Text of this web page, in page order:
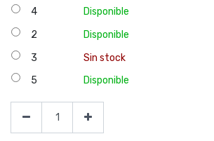
4
Disponible
2
Disponible
3
Sin stock
5
Disponible